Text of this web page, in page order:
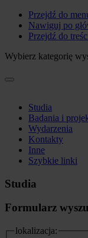
Przejdź do
Nawiguj po
Przejdź do
Wybierz kategorię
Studia
Badania i
Wydarzenia
Kontakty
Inne
Szybkie linki
Studia
Formularz
lokalizacja: